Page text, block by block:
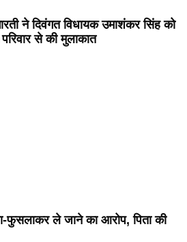
ने दिवंगत विधायक उमाशंकर सिंह को
से की मुलाकात
फुसलाकर ले जाने का आरोप, पिता की